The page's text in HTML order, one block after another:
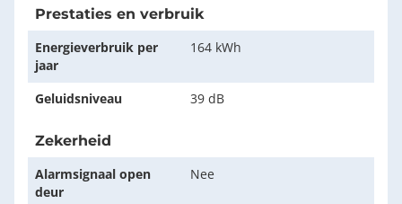
Prestaties en verbruik
Energieverbruik per
jaar
164 kWh
Geluidsniveau 39 dB
Zekerheid
Alarmsignaal open
deur
Nee